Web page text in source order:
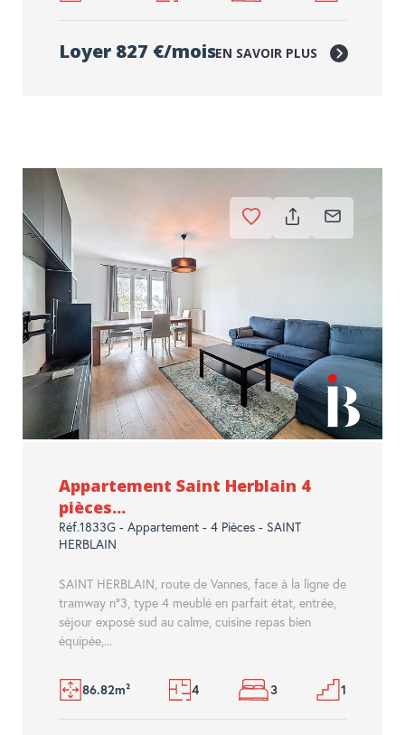
Loyer 827 €/moisEN SAVOIR PLUS
Appartement Saint Herblain 4
pièces...
Réf.1833G - Appartement - 4 Pièces - SAINT
HERBLAIN
SAINT HERBLAIN, route de Vannes, face à la ligne de
tramway n°3, type 4 meublé en parfait état, entrée,
séjour exposé sud au calme, cuisine repas bien
équipée,...
86.82m² 4 3 1